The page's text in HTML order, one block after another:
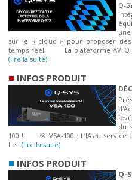
Q-
sur le « cloud » pour proposer
temps réel. La plateforme AV Q-
(lire la suite)
■ INFOS PRODUIT
du
100 ! 🎯 VSA-100 : L’IA au service
Le...(lire la suite)
■ INFOS PRODUIT
Q-